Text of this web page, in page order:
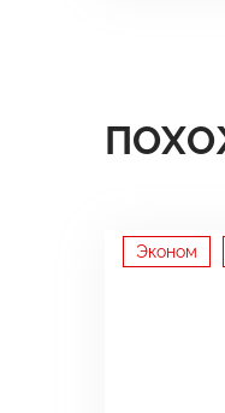
Эконом